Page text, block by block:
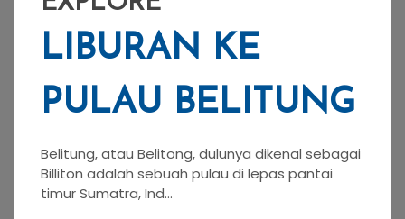
PULAU BELITUNG
Belitung, atau Belitong, dulunya dikenal sebagai
Billiton adalah sebuah pulau di lepas pantai
More Book